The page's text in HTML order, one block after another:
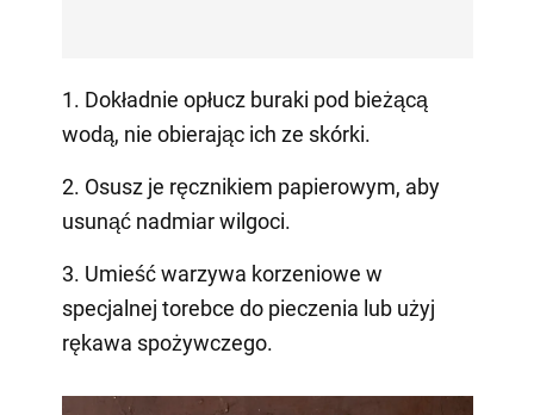
1. Dokładnie opłucz buraki pod bieżącą
wodą, nie obierając ich ze skórki.
2. Osusz je ręcznikiem papierowym, aby
usunąć nadmiar wilgoci.
3. Umieść warzywa korzeniowe w
specjalnej torebce do pieczenia lub użyj
rękawa spożywczego.